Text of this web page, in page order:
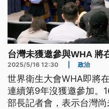
台灣未獲邀參與WHA 將
2025/5/16 12:30 政治
世界衛生大會WHA即將
連續第9年沒獲邀參加。
部長記者會，表示台灣